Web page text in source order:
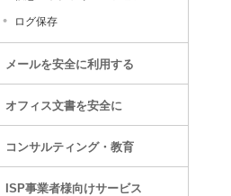
ログ保存
メールを安全に利用する
オフィス文書を安全に
コンサルティング・教育
ISP事業者様向けサービス